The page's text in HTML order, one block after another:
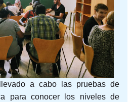
a cabo las pruebas de
para conocer los niveles de